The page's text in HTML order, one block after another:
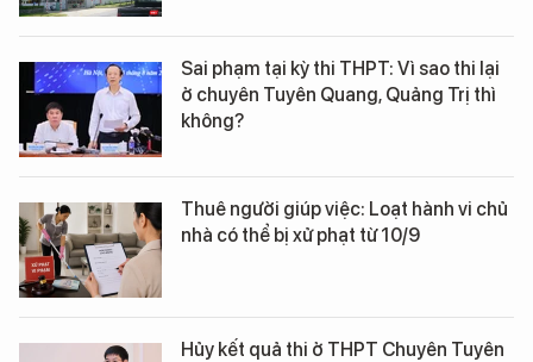
Sai phạm tại kỳ thi THPT: Vì sao thi lại
ở chuyên Tuyên Quang, Quảng Trị thì
không?
Thuê người giúp việc: Loạt hành vi chủ
nhà có thể bị xử phạt từ 10/9
Hủy kết quả thi ở THPT Chuyên Tuyên